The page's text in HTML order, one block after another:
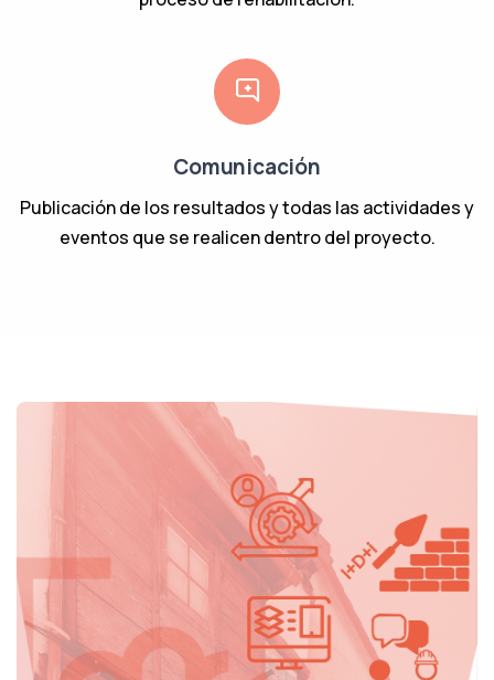
Comunicación
Publicación de los resultados y todas las actividades y
eventos que se realicen dentro del proyecto.